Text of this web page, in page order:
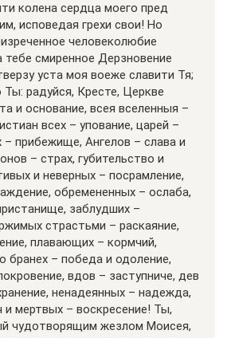
колена сердца моего пред
исповедая грехи свои! Но
человеколюбие
тебе смиренное Дерзновение
уста моя воеже славити Тя;
радуйся, Кресте, Церкве
и основание, всея вселенныя –
всех – упование, царей –
прибежище, Ангелов – слава и
– страх, губительство и
и неверных – посрамление,
обремененных – ослаба,
заблудших –
страстьми – раскаяние,
плавающих – кормчий,
бранех – победа и одоление,
вдов – заступниче, дев
ненадеянных – надежда,
мертвых – воскресение! Ты,
чудотворящим жезлом Моисея,